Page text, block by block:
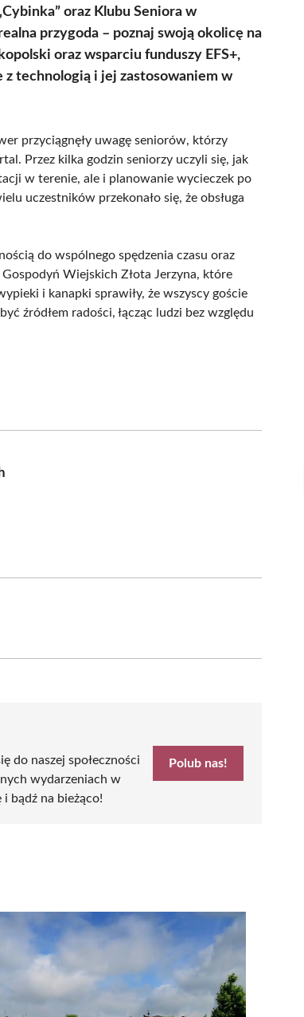
oraz Klubu Seniora w
przygoda – poznaj swoją okolicę na
oraz wsparciu funduszy EFS+,
technologią i jej zastosowaniem w
przyciągnęły uwagę seniorów, którzy
Przez kilka godzin seniorzy uczyli się, jak
w terenie, ale i planowanie wycieczek po
uczestników przekonało się, że obsługa
do wspólnego spędzenia czasu oraz
Wiejskich Złota Jerzyna, które
i kanapki sprawiły, że wszyscy goście
źródłem radości, łącząc ludzi bez względu
do naszej społeczności
wydarzeniach w
bądź na bieżąco!
Polub nas!